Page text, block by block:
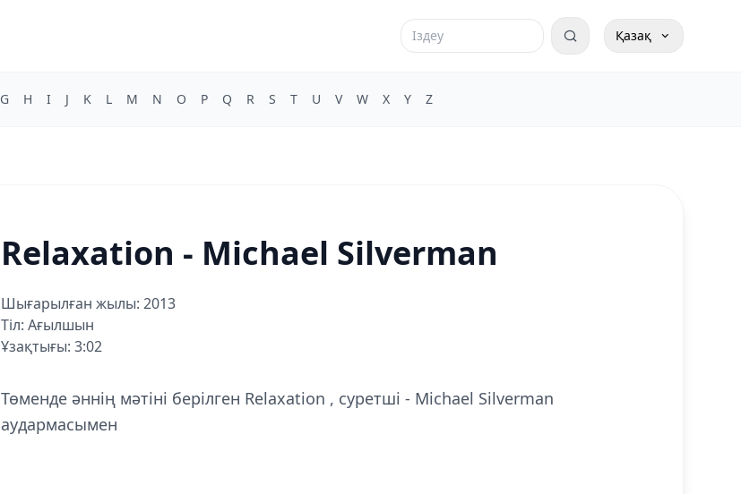
Қазақ
G H I J K L M N O P Q R S T U V W X Y Z
Relaxation - Michael Silverman
Шығарылған жылы: 2013
Тіл: Ағылшын
Ұзақтығы: 3:02
Төменде әннің мәтіні берілген Relaxation , суретші - Michael Silverman
аудармасымен